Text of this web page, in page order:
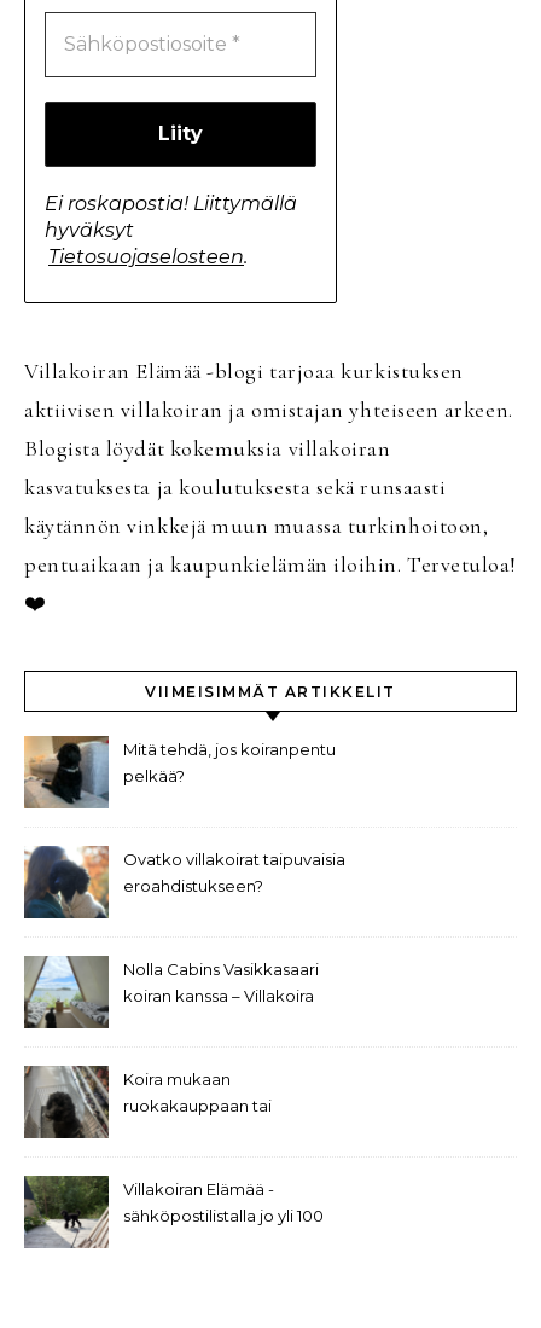
Ei roskapostia! Liittymällä
hyväksyt
Tietosuojaselosteen.
Villakoiran Elämää -blogi tarjoaa kurkistuksen
aktiivisen villakoiran ja omistajan yhteiseen arkeen.
Blogista löydät kokemuksia villakoiran
kasvatuksesta ja koulutuksesta sekä runsaasti
käytännön vinkkejä muun muassa turkinhoitoon,
pentuaikaan ja kaupunkielämän iloihin. Tervetuloa!
❤️
VIIMEISIMMÄT ARTIKKELIT
Mitä tehdä, jos koiranpentu
pelkää?
Ovatko villakoirat taipuvaisia
eroahdistukseen?
Nolla Cabins Vasikkasaari
koiran kanssa – Villakoira
Koira mukaan
ruokakauppaan tai
Villakoiran Elämää -
sähköpostilistalla jo yli 100